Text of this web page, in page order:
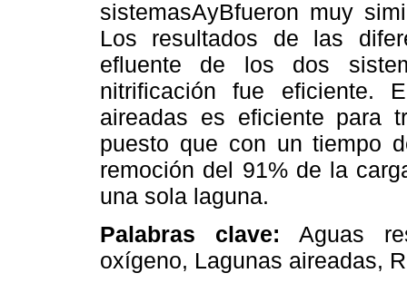
sistemasAyBfueron muy
Los resultados de las
efluente de los dos
nitrificación fue eficiente.
aireadas es eficiente para
puesto que con un tiempo
remoción del 91% de la
una sola laguna.
Palabras clave: Aguas
oxígeno, Lagunas aireadas,